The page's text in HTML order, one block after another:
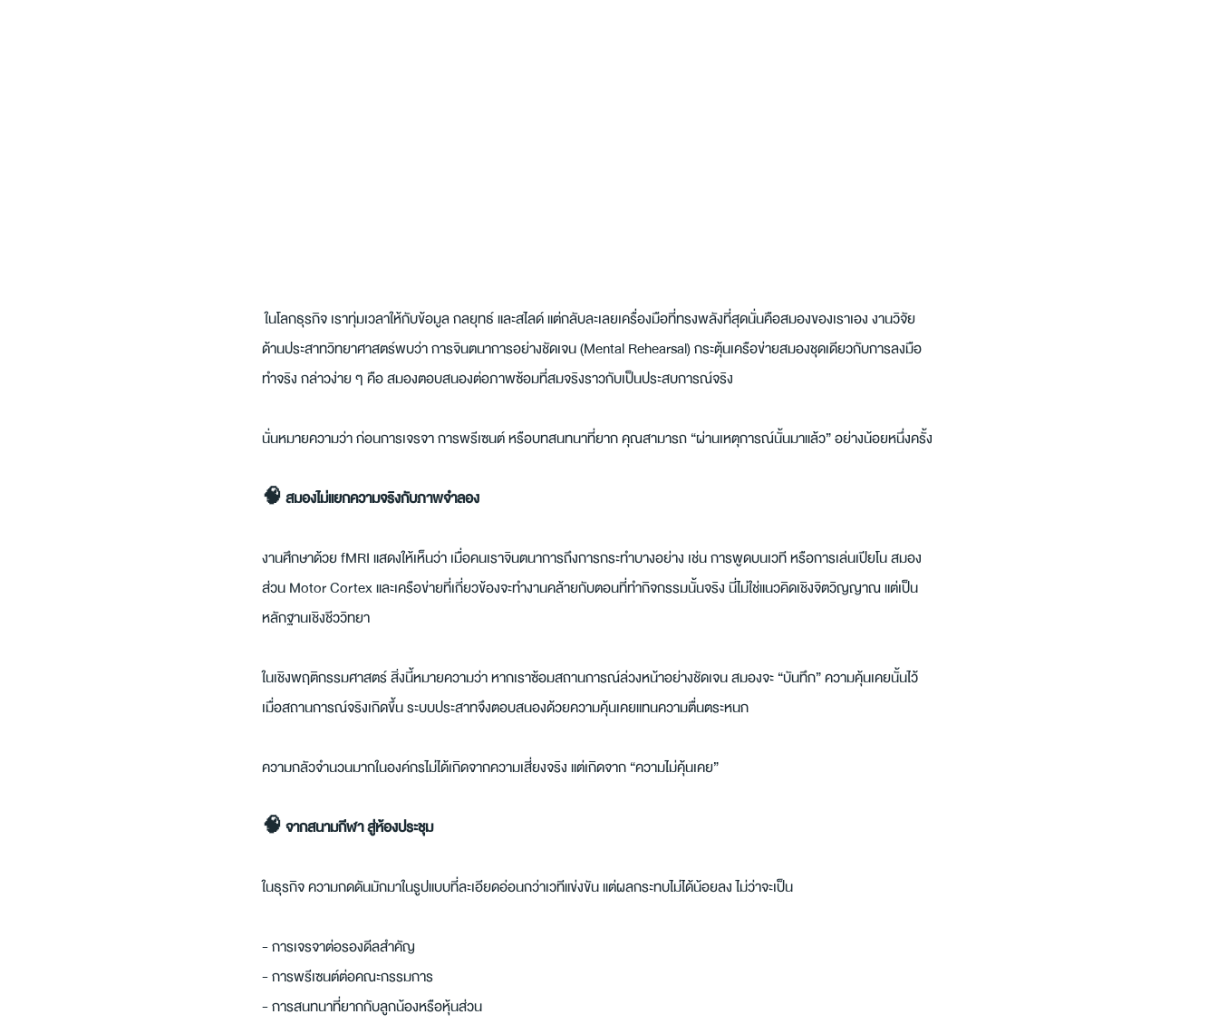
ในโลกธุรกิจ เราทุ่มเวลาให้กับข้อมูล กลยุทธ์ และสไลด์ แต่กลับละเลยเครื่องมือที่ทรงพลังที่สุดนั่นคือสมองของเราเอง งานวิจัย
ด้านประสาทวิทยาศาสตร์พบว่า การจินตนาการอย่างชัดเจน (Mental Rehearsal) กระตุ้นเครือข่ายสมองชุดเดียวกับการลงมือ
ทำจริง กล่าวง่าย ๆ คือ สมองตอบสนองต่อภาพซ้อมที่สมจริงราวกับเป็นประสบการณ์จริง
นั่นหมายความว่า ก่อนการเจรจา การพรีเซนต์ หรือบทสนทนาที่ยาก คุณสามารถ “ผ่านเหตุการณ์นั้นมาแล้ว” อย่างน้อยหนึ่งครั้ง
🧠 สมองไม่แยกความจริงกับภาพจำลอง
งานศึกษาด้วย fMRI แสดงให้เห็นว่า เมื่อคนเราจินตนาการถึงการกระทำบางอย่าง เช่น การพูดบนเวที หรือการเล่นเปียโน สมอง
ส่วน Motor Cortex และเครือข่ายที่เกี่ยวข้องจะทำงานคล้ายกับตอนที่ทำกิจกรรมนั้นจริง นี่ไม่ใช่แนวคิดเชิงจิตวิญญาณ แต่เป็น
หลักฐานเชิงชีววิทยา
ในเชิงพฤติกรรมศาสตร์ สิ่งนี้หมายความว่า หากเราซ้อมสถานการณ์ล่วงหน้าอย่างชัดเจน สมองจะ “บันทึก” ความคุ้นเคยนั้นไว้
เมื่อสถานการณ์จริงเกิดขึ้น ระบบประสาทจึงตอบสนองด้วยความคุ้นเคยแทนความตื่นตระหนก
ความกลัวจำนวนมากในองค์กรไม่ได้เกิดจากความเสี่ยงจริง แต่เกิดจาก “ความไม่คุ้นเคย”
🧠 จากสนามกีฬา สู่ห้องประชุม
ในธุรกิจ ความกดดันมักมาในรูปแบบที่ละเอียดอ่อนกว่าเวทีแข่งขัน แต่ผลกระทบไม่ได้น้อยลง ไม่ว่าจะเป็น
- การเจรจาต่อรองดีลสำคัญ
- การพรีเซนต์ต่อคณะกรรมการ
- การสนทนาที่ยากกับลูกน้องหรือหุ้นส่วน